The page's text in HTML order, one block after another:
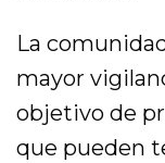
La
mayor
objetivo de
que pueden